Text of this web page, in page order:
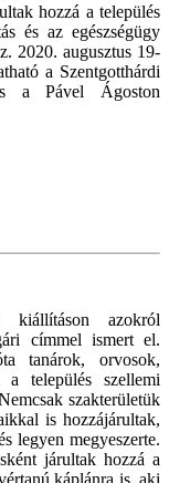
hozzá a település
és az egészségügy
2020. augusztus 19-
a Szentgotthárdi
a Pável Ágoston
azokról
címmel ismert el.
tanárok, orvosok,
a település szellemi
szakterületük
is hozzájárultak,
legyen megyeszerte.
járultak hozzá a
káplánra is, aki